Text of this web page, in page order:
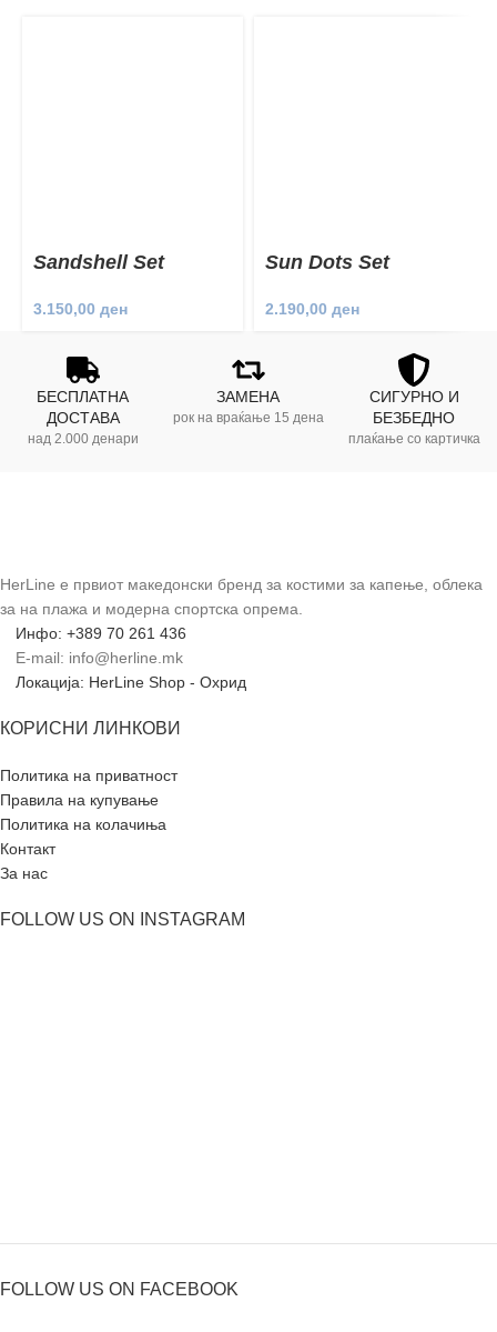
Sandshell Set
3.150,00 ден
Sun Dots Set
2.190,00 ден
БЕСПЛАТНА
ДОСТАВА
над 2.000 денари
ЗАМЕНА
рок на враќање 15 дена
СИГУРНО И
БЕЗБЕДНО
плаќање со картичка
HerLine е првиот македонски бренд за костими за капење, облека
за на плажа и модерна спортска опрема.
Инфо: +389 70 261 436
E-mail: info@herline.mk
Локација: HerLine Shop - Охрид
КОРИСНИ ЛИНКОВИ
Политика на приватност
Правила на купување
Политика на колачиња
Контакт
За нас
FOLLOW US ON INSTAGRAM
FOLLOW US ON FACEBOOK